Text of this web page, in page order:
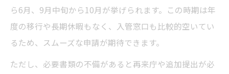
ら6月、9月中旬から10月が挙げられます。この時期は年
度の移行や長期休暇もなく、入管窓口も比較的空いてい
るため、スムーズな申請が期待できます。
ただし、必要書類の不備があると再来庁や追加提出が必